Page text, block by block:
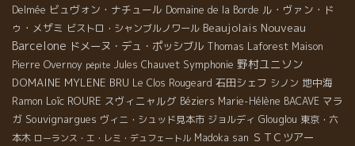
Delmée ビュヴォン・ナチュール Domaine de la Borde ル・ヴァン・ド
ゥ・メザミ ビストロ・シャンブルノワール Beaujolais Nouveau
Barcelone ドメーヌ・デュ・ポッシブル Thomas Laforest Maison
Pierre Overnoy pépite Jules Chauvet Symphonie 野村ユニソン
DOMAINE MYLENE BRU Le Clos Rougeard 石田シェフ シノン 地中海
Ramon Loïc ROURE スヴィニャルグ Béziers Marie-Hélène BACAVE マラ
ガ Souvignargues ヴィニ・シュッド見本市 ジョルディ Glouglou 東京・六
本木 ローランス・エ・レミ・デュフェートル Madoka san ＳＴＣツアー